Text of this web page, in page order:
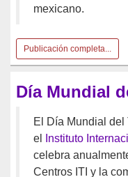
mexicano.
Publicación completa...
Día Mundial
El Día Mundial del
el
Instituto
celebra
Centros ITI y la